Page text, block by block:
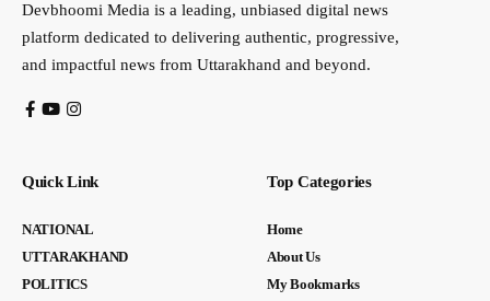
Devbhoomi Media is a leading, unbiased digital news
platform dedicated to delivering authentic, progressive,
and impactful news from Uttarakhand and beyond.
Quick Link
NATIONAL
UTTARAKHAND
POLITICS
Top Categories
Home
About Us
My Bookmarks